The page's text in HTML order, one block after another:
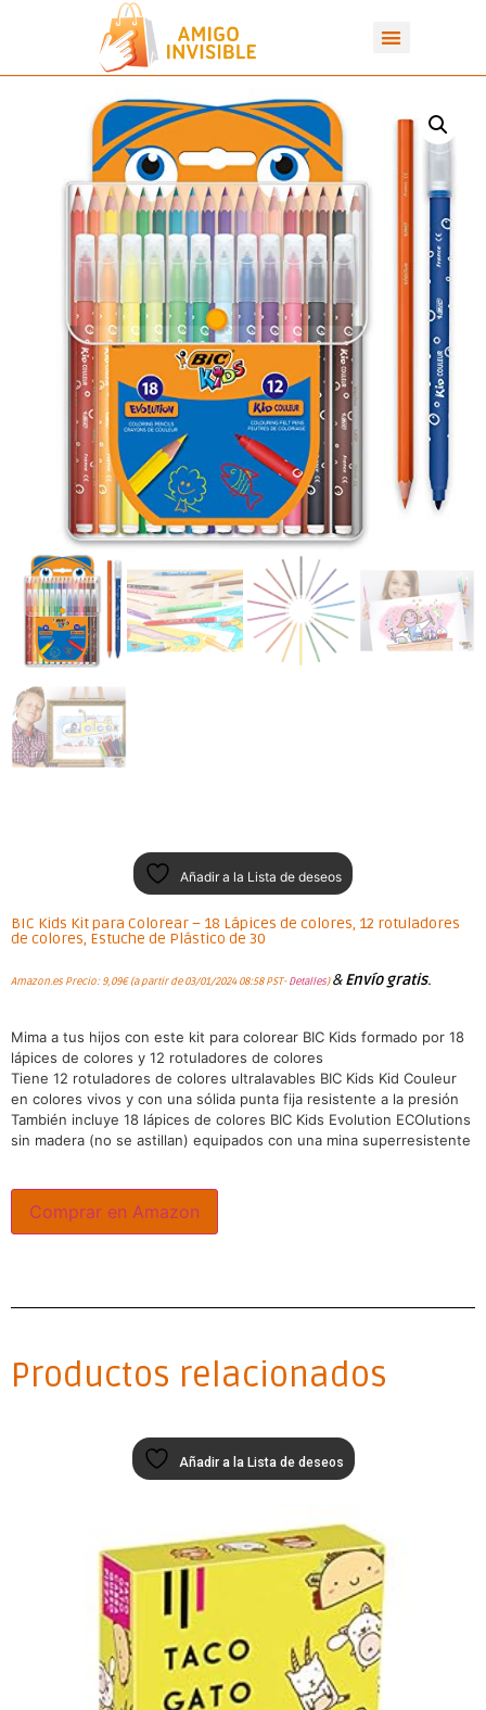
Añadir a la Lista de deseos
BIC Kids Kit para Colorear – 18 Lápices de colores, 12 rotuladores
de colores, Estuche de Plástico de 30
Amazon.es Precio:9,09€(a partir de 03/01/2024 08:58 PST-Detalles)&Envío gratis.
Mima a tus hijos con este kit para colorear BIC Kids formado por 18
lápices de colores y 12 rotuladores de colores
Tiene 12 rotuladores de colores ultralavables BIC Kids Kid Couleur
en colores vivos y con una sólida punta fija resistente a la presión
También incluye 18 lápices de colores BIC Kids Evolution ECOlutions
sin madera (no se astillan) equipados con una mina superresistente
Comprar en Amazon
Productos relacionados
Añadir a la Lista de deseos